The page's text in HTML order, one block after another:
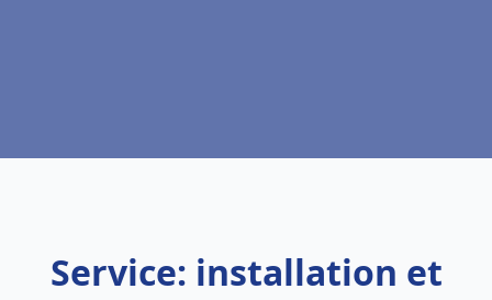
Service: installation et